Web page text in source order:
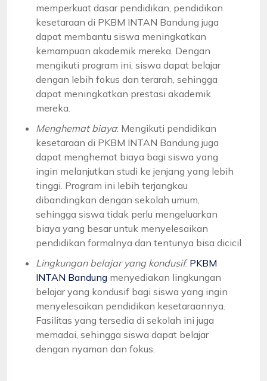
memperkuat dasar pendidikan, pendidikan
kesetaraan di PKBM INTAN Bandung juga
dapat membantu siswa meningkatkan
kemampuan akademik mereka. Dengan
mengikuti program ini, siswa dapat belajar
dengan lebih fokus dan terarah, sehingga
dapat meningkatkan prestasi akademik
mereka.
Menghemat biaya: Mengikuti pendidikan
kesetaraan di PKBM INTAN Bandung juga
dapat menghemat biaya bagi siswa yang
ingin melanjutkan studi ke jenjang yang lebih
tinggi. Program ini lebih terjangkau
dibandingkan dengan sekolah umum,
sehingga siswa tidak perlu mengeluarkan
biaya yang besar untuk menyelesaikan
pendidikan formalnya dan tentunya bisa dicicil
Lingkungan belajar yang kondusif: PKBM
INTAN Bandung menyediakan lingkungan
belajar yang kondusif bagi siswa yang ingin
menyelesaikan pendidikan kesetaraannya.
Fasilitas yang tersedia di sekolah ini juga
memadai, sehingga siswa dapat belajar
dengan nyaman dan fokus.